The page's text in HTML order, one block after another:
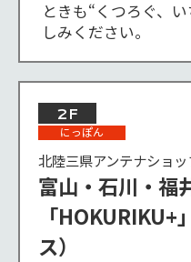
ときも“くつろぐ、
しみください。
2F
にっぽん
北陸三県アンテナショッ
富山・石川・福
「HOKURIKU+
ス）